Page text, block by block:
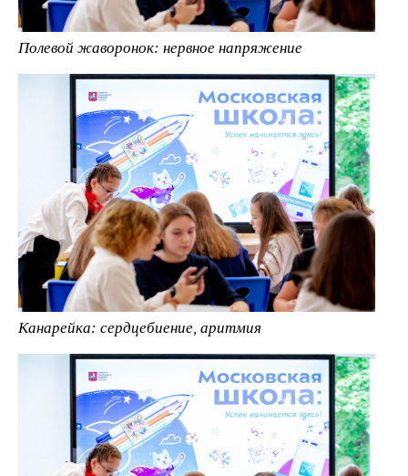
Полевой жаворонок: нервное напряжение
Канарейка: сердцебиение, аритмия